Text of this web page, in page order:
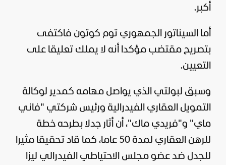
أكبر.
أما السيناتور الجمهوري توم كوتون فاكتفى
بتصريح مقتضب مؤكدا أنه لا يملك تعليقا على
التعيين.
وسبق لبولتي الذي يواصل مهامه كمدير لوكالة
التمويل العقاري الفيدرالية ورئيس شركتي "فاني
ماي" و"فريدي ماك"، أن أثار جدلا بطرحه خطة
للرهن العقاري لمدة 50 عاما، كما قاد تحقيقا مثيرا
للجدل ضد عضو مجلس الاحتياطي الفيدرالي ليزا